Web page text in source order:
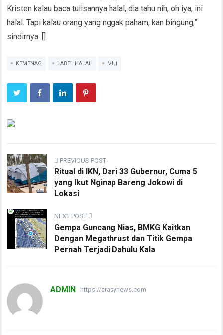
Kristen kalau baca tulisannya halal, dia tahu nih, oh iya, ini
halal. Tapi kalau orang yang nggak paham, kan bingung,”
sindirnya. []
KEMENAG LABEL HALAL MUI
PREVIOUS POST
Ritual di IKN, Dari 33 Gubernur, Cuma 5
yang Ikut Nginap Bareng Jokowi di
Lokasi
NEXT POST
Gempa Guncang Nias, BMKG Kaitkan
Dengan Megathrust dan Titik Gempa
Pernah Terjadi Dahulu Kala
ADMIN https://arasynews.com